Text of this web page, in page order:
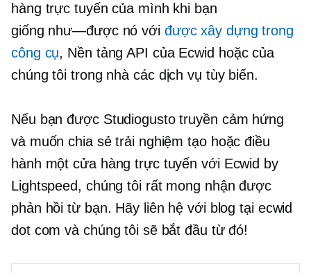
hàng trực tuyến của mình khi bạn
giống như—đượcnó với được xây dựng trong
công cụ, Nền tảng API của Ecwid hoặc của
chúng tôitrong nhà các dịch vụ tùy biến.
Nếu bạn được Studiogusto truyền cảm hứng
và muốn chia sẻ trải nghiệm tạo hoặc điều
hành một cửa hàng trực tuyến với Ecwid by
Lightspeed, chúng tôi rất mong nhận được
phản hồi từ bạn. Hãy liên hệ với blog tại ecwid
dot com và chúng tôi sẽ bắt đầu từ đó!